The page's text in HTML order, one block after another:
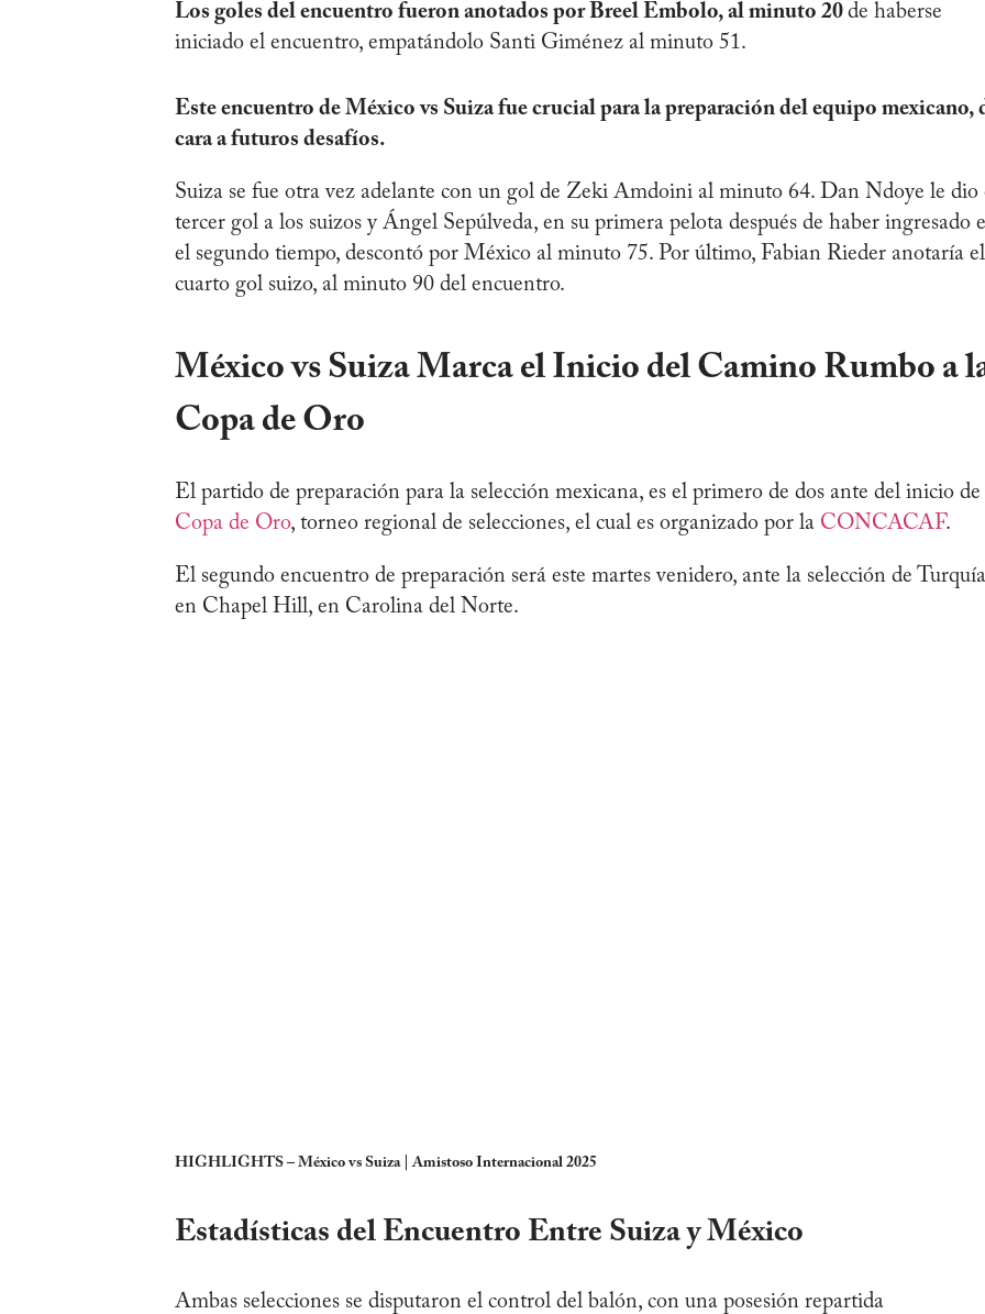
Los goles del encuentro fueron anotados por Breel Embolo, al minuto 20 de haberse
iniciado el encuentro, empatándolo Santi Giménez al minuto 51.
Este encuentro de México vs Suiza fue crucial para la preparación del equipo mexicano,
cara a futuros desafíos.
Suiza se fue otra vez adelante con un gol de Zeki Amdoini al minuto 64. Dan Ndoye le dio
tercer gol a los suizos y Ángel Sepúlveda, en su primera pelota después de haber ingresado
el segundo tiempo, descontó por México al minuto 75. Por último, Fabian Rieder anotaría el
cuarto gol suizo, al minuto 90 del encuentro.
México vs Suiza Marca el Inicio del Camino Rumbo a
Copa de Oro
El partido de preparación para la selección mexicana, es el primero de dos ante del inicio de
Copa de Oro, torneo regional de selecciones, el cual es organizado por la CONCACAF.
El segundo encuentro de preparación será este martes venidero, ante la selección de
en Chapel Hill, en Carolina del Norte.
HIGHLIGHTS – México vs Suiza | Amistoso Internacional 2025
Estadísticas del Encuentro Entre Suiza y México
Ambas selecciones se disputaron el control del balón, con una posesión repartida